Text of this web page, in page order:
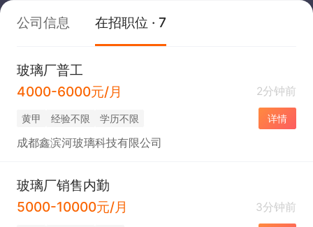
公司信息 在招职位 · 7
玻璃厂普工
4000-6000元/月
2分钟前
黄甲 经验不限 学历不限 详情
成都鑫滨河玻璃科技有限公司
玻璃厂销售内勤
5000-10000元/月
3分钟前